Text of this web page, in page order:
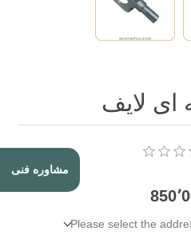
مشاوره فنی
ای لایف
Please select the